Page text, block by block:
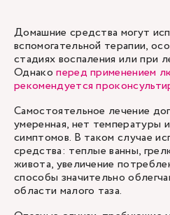
Домашние средства могут
вспомогательной терапии,
стадиях воспаления или при
Однакоперед применением
рекомендуется
Самостоятельное лечение
умеренная, нет температуры
симптомов. В таком случае
средства: теплые ванны,
живота, увеличение
способы значительно
области малого таза.